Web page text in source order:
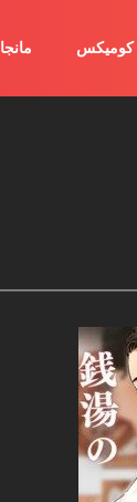
كوميكس مانجا